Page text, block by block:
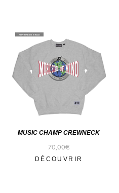
RUPTURE DE STOCK
MUSIC CHAMP CREWNECK
70,00€
DÉCOUVRIR